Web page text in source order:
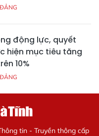
động lực, quyết
hiện mục tiêu tăng
10%
tin - Truyền thông cấp